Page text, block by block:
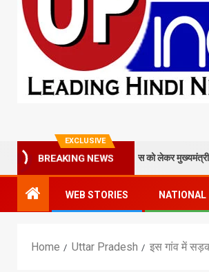
EXCLUSIVE
BREAKING NEWS
पाठक ने टेकुआटार के विकास को लेकर मुख्यमंत्री योगी
WEB STORIES NATIONAL
Home Uttar Pradesh इस गांव में